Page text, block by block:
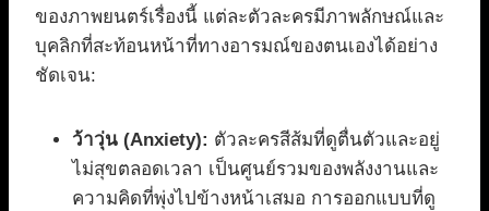
ของภาพยนตร์เรื่องนี้ แต่ละตัวละครมีภาพลักษณ์และ
บุคลิกที่สะท้อนหน้าที่ทางอารมณ์ของตนเองได้อย่าง
ชัดเจน:
ว้าวุ่น (Anxiety): ตัวละครสีส้มที่ดูตื่นตัวและอยู่
ไม่สุขตลอดเวลา เป็นศูนย์รวมของพลังงานและ
ความคิดที่พุ่งไปข้างหน้าเสมอ การออกแบบที่ดู